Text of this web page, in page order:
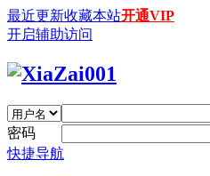
最近更新收藏本站开通VIP
开启辅助访问
密码
快捷导航